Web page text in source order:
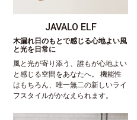
JAVALO ELF
木漏れ日のもとで感じる心地よい風
と光を日常に
風と光が寄り添う、誰もが心地よい
と感じる空間をあなたへ。 機能性
はもちろん、唯一無二の新しいライ
フスタイルがかなえられます。